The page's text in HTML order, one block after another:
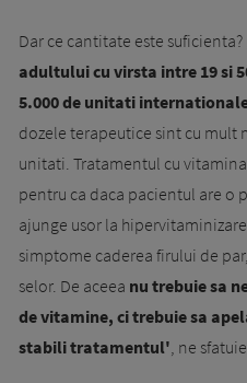
Dar ce cantitate este sufi­cienta? „
adultului cu virsta intre 19 si
5.000 de uni­tati
dozele tera­peutice sint cu mult
unitati. Tratamentul cu
pentru ca daca pacientul are o
ajunge usor la
simptome caderea firului de
selor. De aceea nu trebuie sa
de vitamine, ci trebuie sa
stabili tratamentul' , ne